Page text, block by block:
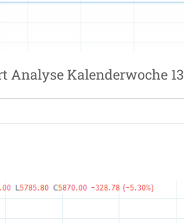
Analyse Kalenderwoche 13